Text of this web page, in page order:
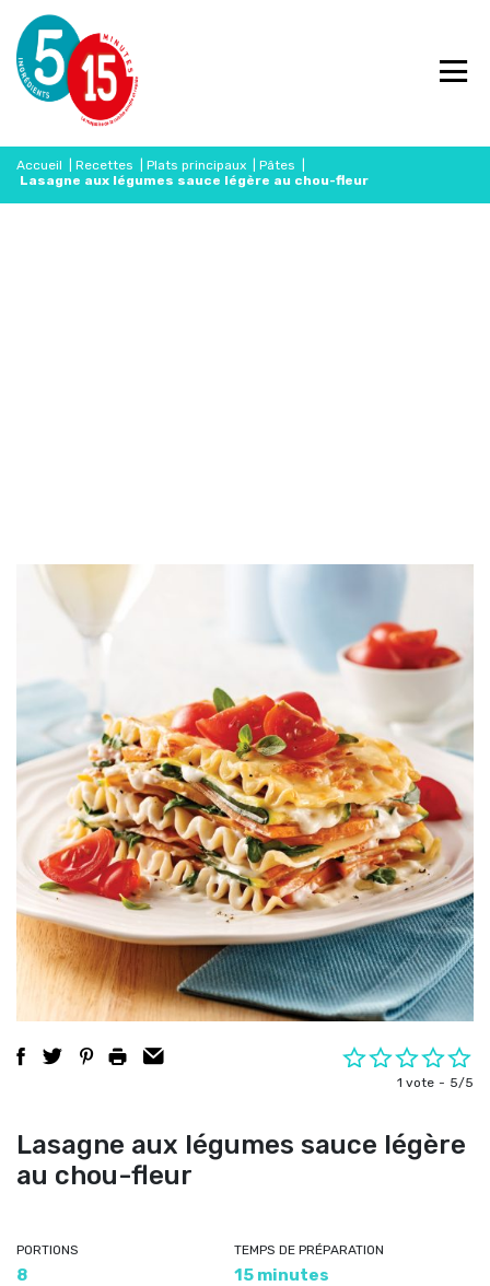
Accueil Recettes Plats principaux Pâtes
Lasagne aux légumes sauce légère au chou-fleur
1 vote 5/5
Lasagne aux légumes sauce légère
au chou-fleur
PORTIONS
8
TEMPS DE PRÉPARATION
15 minutes